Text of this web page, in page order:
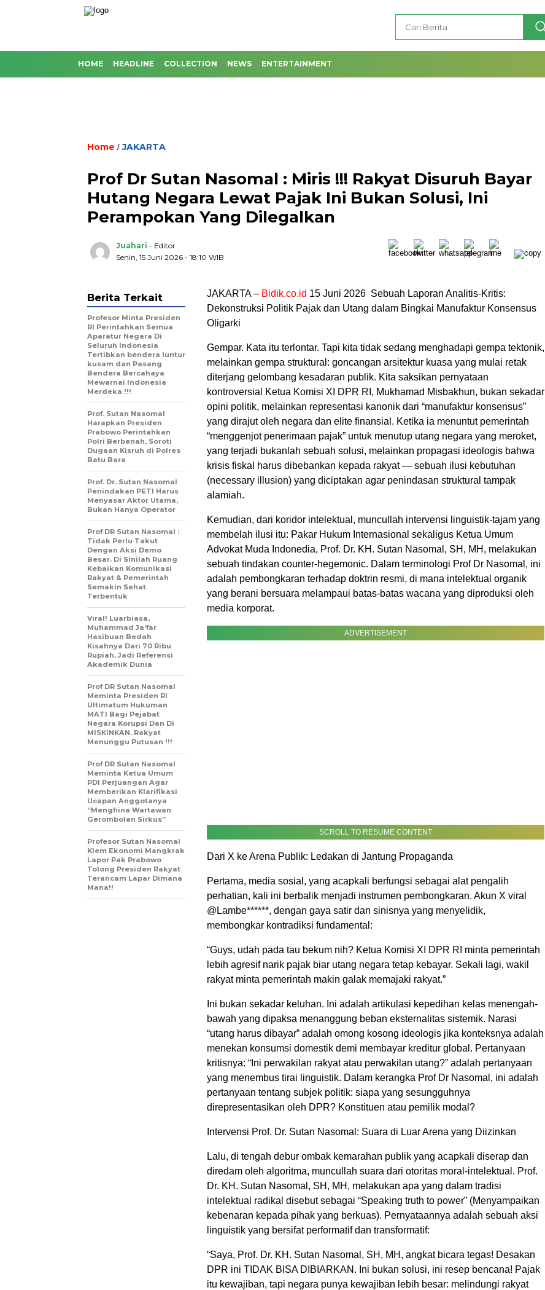
HOME HEADLINE COLLECTION NEWS ENTERTAINMENT
Home /JAKARTA
Prof Dr Sutan Nasomal : Miris !!! Rakyat Disuruh Bayar
Hutang Negara Lewat Pajak Ini Bukan Solusi, Ini
Perampokan Yang Dilegalkan
Juahari - Editor
Senin, 15 Juni 2026 - 18:10 WIB
JAKARTA – Bidik.co.id 15 Juni 2026 Sebuah Laporan Analitis-Kritis:
Dekonstruksi Politik Pajak dan Utang dalam Bingkai Manufaktur Konsensus
Oligarki
Gempar. Kata itu terlontar. Tapi kita tidak sedang menghadapi gempa tektonik,
melainkan gempa struktural: goncangan arsitektur kuasa yang mulai retak
diterjang gelombang kesadaran publik. Kita saksikan pernyataan
kontroversial Ketua Komisi XI DPR RI, Mukhamad Misbakhun, bukan sekadar
opini politik, melainkan representasi kanonik dari “manufaktur konsensus”
yang dirajut oleh negara dan elite finansial. Ketika ia menuntut pemerintah
“menggenjot penerimaan pajak” untuk menutup utang negara yang meroket,
yang terjadi bukanlah sebuah solusi, melainkan propagasi ideologis bahwa
krisis fiskal harus dibebankan kepada rakyat — sebuah ilusi kebutuhan
(necessary illusion) yang diciptakan agar penindasan struktural tampak
alamiah.
Kemudian, dari koridor intelektual, muncullah intervensi linguistik-tajam yang
membelah ilusi itu: Pakar Hukum Internasional sekaligus Ketua Umum
Advokat Muda Indonedia, Prof. Dr. KH. Sutan Nasomal, SH, MH, melakukan
sebuah tindakan counter-hegemonic. Dalam terminologi Prof Dr Nasomal, ini
adalah pembongkaran terhadap doktrin resmi, di mana intelektual organik
yang berani bersuara melampaui batas-batas wacana yang diproduksi oleh
media korporat.
ADVERTISEMENT
SCROLL TO RESUME CONTENT
Dari X ke Arena Publik: Ledakan di Jantung Propaganda
Pertama, media sosial, yang acapkali berfungsi sebagai alat pengalih
perhatian, kali ini berbalik menjadi instrumen pembongkaran. Akun X viral
@Lambe******, dengan gaya satir dan sinisnya yang menyelidik,
membongkar kontradiksi fundamental:
“Guys, udah pada tau bekum nih? Ketua Komisi XI DPR RI minta pemerintah
lebih agresif narik pajak biar utang negara tetap kebayar. Sekali lagi, wakil
rakyat minta pemerintah makin galak memajaki rakyat.”
Ini bukan sekadar keluhan. Ini adalah artikulasi kepedihan kelas menengah-
bawah yang dipaksa menanggung beban eksternalitas sistemik. Narasi
“utang harus dibayar” adalah omong kosong ideologis jika konteksnya adalah
menekan konsumsi domestik demi membayar kreditur global. Pertanyaan
kritisnya: “Ini perwakilan rakyat atau perwakilan utang?” adalah pertanyaan
yang menembus tirai linguistik. Dalam kerangka Prof Dr Nasomal, ini adalah
pertanyaan tentang subjek politik: siapa yang sesungguhnya
direpresentasikan oleh DPR? Konstituen atau pemilik modal?
Intervensi Prof. Dr. Sutan Nasomal: Suara di Luar Arena yang Diizinkan
Lalu, di tengah debur ombak kemarahan publik yang acapkali diserap dan
diredam oleh algoritma, muncullah suara dari otoritas moral-intelektual. Prof.
Dr. KH. Sutan Nasomal, SH, MH, melakukan apa yang dalam tradisi
intelektual radikal disebut sebagai “Speaking truth to power” (Menyampaikan
kebenaran kepada pihak yang berkuas). Pernyataannya adalah sebuah aksi
linguistik yang bersifat performatif dan transformatif:
“Saya, Prof. Dr. KH. Sutan Nasomal, SH, MH, angkat bicara tegas! Desakan
DPR ini TIDAK BISA DIBIARKAN. Ini bukan solusi, ini resep bencana! Pajak
itu kewajiban, tapi negara punya kewajiban lebih besar: melindungi rakyat
Berita Terkait
Profesor Minta Presiden
RI Perintahkan Semua
Aparatur Negara Di
Seluruh Indonesia
Tertibkan bendera luntur
kusam dan Pasang
Bendera Bercahaya
Mewarnai Indonesia
Merdeka !!!
Prof. Sutan Nasomal
Harapkan Presiden
Prabowo Perintahkan
Polri Berbenah, Soroti
Dugaan Kisruh di Polres
Batu Bara
Prof. Dr. Sutan Nasomal
Penindakan PETI Harus
Menyasar Aktor Utama,
Bukan Hanya Operator
Prof DR Sutan Nasomal :
Tidak Perlu Takut
Dengan Aksi Demo
Besar. Di Sinilah Ruang
Kebaikan Komunikasi
Rakyat & Pemerintah
Semakin Sehat
Terbentuk
Viral! Luarbiasa,
Muhammad Ja’far
Hasibuan Bedah
Kisahnya Dari 70 Ribu
Rupiah, Jadi Referensi
Akademik Dunia
Prof DR Sutan Nasomal
Meminta Presiden RI
Ultimatum Hukuman
MATI Bagi Pejabat
Negara Korupsi Dan Di
MISKINKAN. Rakyat
Menunggu Putusan !!!
Prof DR Sutan Nasomal
Meminta Ketua Umum
PDI Perjuangan Agar
Memberikan Klarifikasi
Ucapan Anggotanya
“Menghina Wartawan
Gerombolan Sirkus”
Profesor Sutan Nasomal
Klem Ekonomi Mangkrak
Lapor Pak Prabowo
Tolong Presiden Rakyat
Terancam Lapar Dimana
Mana!!